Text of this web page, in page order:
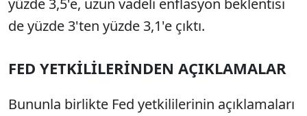
yüzde 3,5'e, uzun vadeli enflasyon beklentisi
de yüzde 3'ten yüzde 3,1'e çıktı.
FED YETKİLİLERİNDEN AÇIKLAMALAR
Bununla birlikte Fed yetkililerinin açıklamaları